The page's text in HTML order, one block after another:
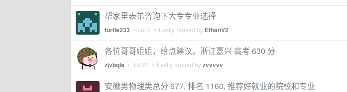
帮家里表弟咨询下大专专业选择
turtle233 • Jul 3 • Lastly replied by EthanV2
各位哥哥姐姐，给点建议。浙江嘉兴 高考 630 分
zjvbqla • Jul 22 • Lastly replied byzvvvvv
安徽男物理类总分 677, 排名 1160, 推荐好就业的院校和专业